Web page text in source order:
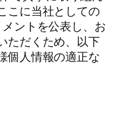
こに当社としての
ントを公表し、お
ただくため、以下
個人情報の適正な